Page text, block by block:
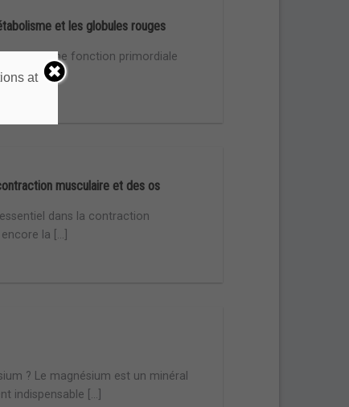
et les globules rouges
fer joue une fonction primordiale
musculaire et des os
dans la contraction
la [...]
? Le magnésium est un minéral
indispensable [...]
at